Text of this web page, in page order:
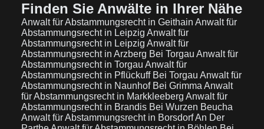
Finden Sie Anwälte in Ihrer Nähe
Anwalt für Abstammungsrecht in Geithain Anwalt für
Abstammungsrecht in Leipzig Anwalt für
Abstammungsrecht in Leipzig Anwalt für
Abstammungsrecht in Arzberg Bei Torgau Anwalt für
Abstammungsrecht in Torgau Anwalt für
Abstammungsrecht in Pflückuff Bei Torgau Anwalt für
Abstammungsrecht in Naunhof Bei Grimma Anwalt
für Abstammungsrecht in Markkleeberg Anwalt für
Abstammungsrecht in Brandis Bei Wurzen Beucha
Anwalt für Abstammungsrecht in Borsdorf An Der